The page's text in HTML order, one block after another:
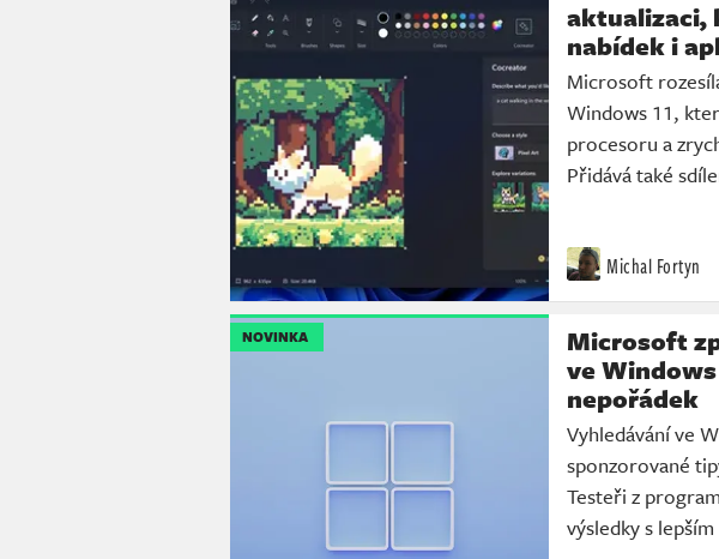
aktualizaci,
nabídek i
Microsoft
Windows 11,
procesoru a
Přidává také
Michal Fortyn
NOVINKA
Microsoft
ve
nepořádek
Vyhledávání ve
sponzorované
Testeři z
výsledky s